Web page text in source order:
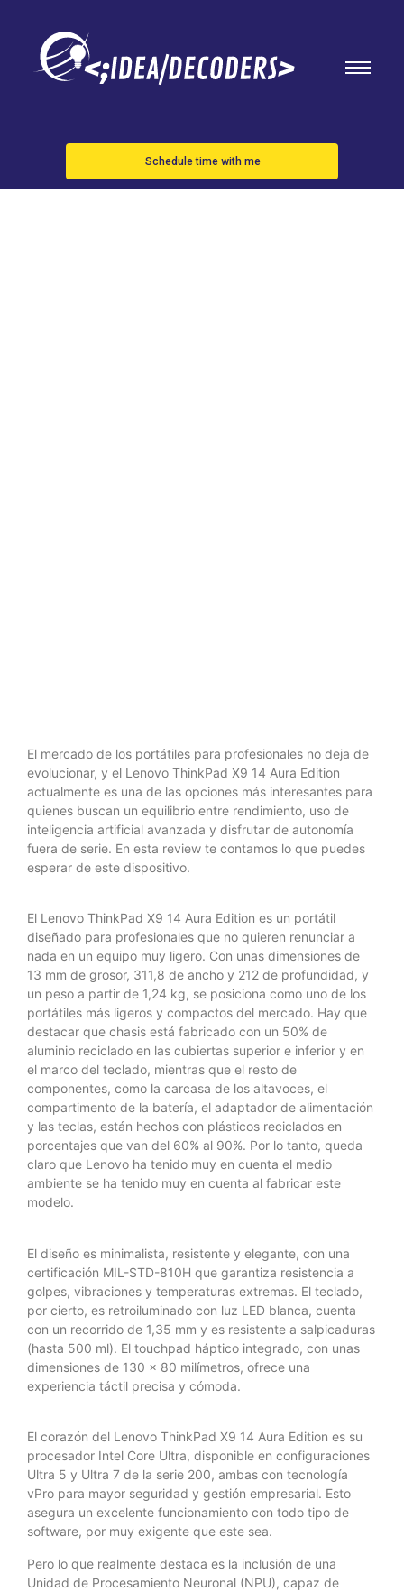
Schedule time with me
Lenovo
El mercado de los portátiles para profesionales no deja de
evolucionar, y el Lenovo ThinkPad X9 14 Aura Edition
actualmente es una de las opciones más interesantes para
quienes buscan un equilibrio entre rendimiento, uso de
inteligencia artificial avanzada y disfrutar de autonomía
fuera de serie. En esta review te contamos lo que puedes
esperar de este dispositivo.
El Lenovo ThinkPad X9 14 Aura Edition es un portátil
diseñado para profesionales que no quieren renunciar a
nada en un equipo muy ligero. Con unas dimensiones de
13 mm de grosor, 311,8 de ancho y 212 de profundidad, y
un peso a partir de 1,24 kg, se posiciona como uno de los
portátiles más ligeros y compactos del mercado. Hay que
destacar que chasis está fabricado con un 50% de
aluminio reciclado en las cubiertas superior e inferior y en
el marco del teclado, mientras que el resto de
componentes, como la carcasa de los altavoces, el
compartimento de la batería, el adaptador de alimentación
y las teclas, están hechos con plásticos reciclados en
porcentajes que van del 60% al 90%. Por lo tanto, queda
claro que Lenovo ha tenido muy en cuenta el medio
ambiente se ha tenido muy en cuenta al fabricar este
modelo.
El diseño es minimalista, resistente y elegante, con una
certificación MIL-STD-810H que garantiza resistencia a
golpes, vibraciones y temperaturas extremas. El teclado,
por cierto, es retroiluminado con luz LED blanca, cuenta
con un recorrido de 1,35 mm y es resistente a salpicaduras
(hasta 500 ml). El touchpad háptico integrado, con unas
dimensiones de 130 x 80 milímetros, ofrece una
experiencia táctil precisa y cómoda.
El corazón del Lenovo ThinkPad X9 14 Aura Edition es su
procesador Intel Core Ultra, disponible en configuraciones
Ultra 5 y Ultra 7 de la serie 200, ambas con tecnología
vPro para mayor seguridad y gestión empresarial. Esto
asegura un excelente funcionamiento con todo tipo de
software, por muy exigente que este sea.
Pero lo que realmente destaca es la inclusión de una
Unidad de Procesamiento Neuronal (NPU), capaz de